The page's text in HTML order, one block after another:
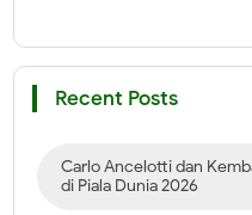
Recent Posts
Carlo Ancelotti dan
di Piala Dunia 2026